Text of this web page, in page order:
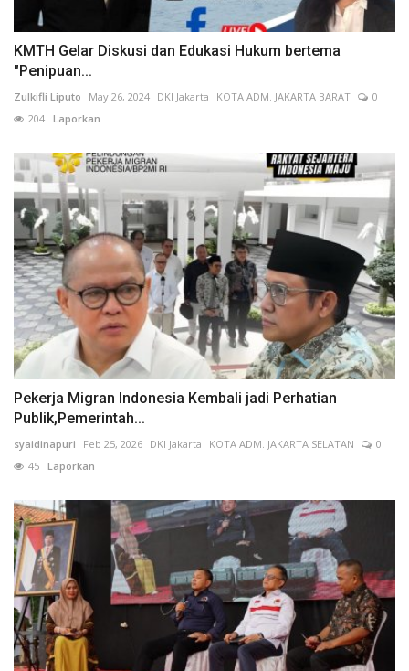
KMTH Gelar Diskusi dan Edukasi Hukum bertema
"Penipuan...
Zulkifli Liputo May 26, 2024 DKI Jakarta KOTA ADM. JAKARTA BARAT
0
204 Laporkan
Pekerja Migran Indonesia Kembali jadi Perhatian
Publik,Pemerintah...
syaidinapuri Feb 25, 2026 DKI Jakarta KOTA ADM. JAKARTA SELATAN
0
45 Laporkan